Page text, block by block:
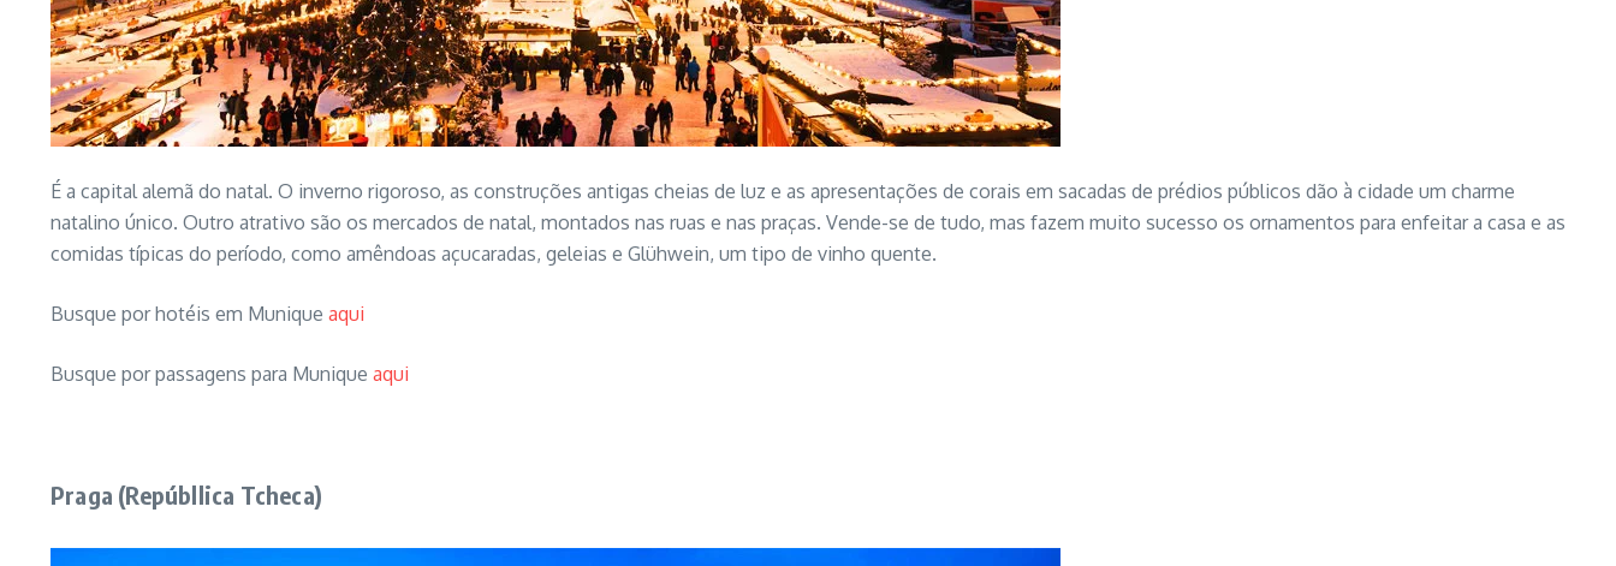
É a capital alemã do natal. O inverno rigoroso, as construções antigas cheias de luz e as apresentações de corais em sacadas de prédios públicos dão à cidade um charme
natalino único. Outro atrativo são os mercados de natal, montados nas ruas e nas praças. Vende-se de tudo, mas fazem muito sucesso os ornamentos para enfeitar a casa e as
comidas típicas do período, como amêndoas açucaradas, geleias e Glühwein, um tipo de vinho quente.
Busque por hotéis em Munique aqui
Busque por passagens para Munique aqui
Praga (Repúbllica Tcheca)